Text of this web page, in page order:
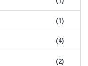
(1)
(4)
(2)